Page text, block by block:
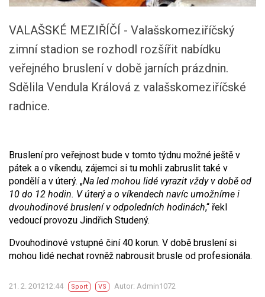
VALAŠSKÉ MEZIŘÍČÍ - Valašskomeziříčský
zimní stadion se rozhodl rozšířit nabídku
veřejného bruslení v době jarních prázdnin.
Sdělila Vendula Králová z valašskomeziříčské
radnice.
Bruslení pro veřejnost bude v tomto týdnu možné ještě v
pátek a o víkendu, zájemci si tu mohli zabruslit také v
pondělí a v úterý. „Na led mohou lidé vyrazit vždy v době od
10 do 12 hodin. V úterý a o víkendech navíc umožníme i
dvouhodinové bruslení v odpoledních hodinách,“ řekl
vedoucí provozu Jindřich Studený.
Dvouhodinové vstupné činí 40 korun. V době bruslení si
mohou lidé nechat rovněž nabrousit brusle od profesionála.
21. 2. 201212:44 Sport VS Autor: Admin1072